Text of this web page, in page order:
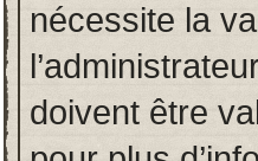
nécessite la
doivent être